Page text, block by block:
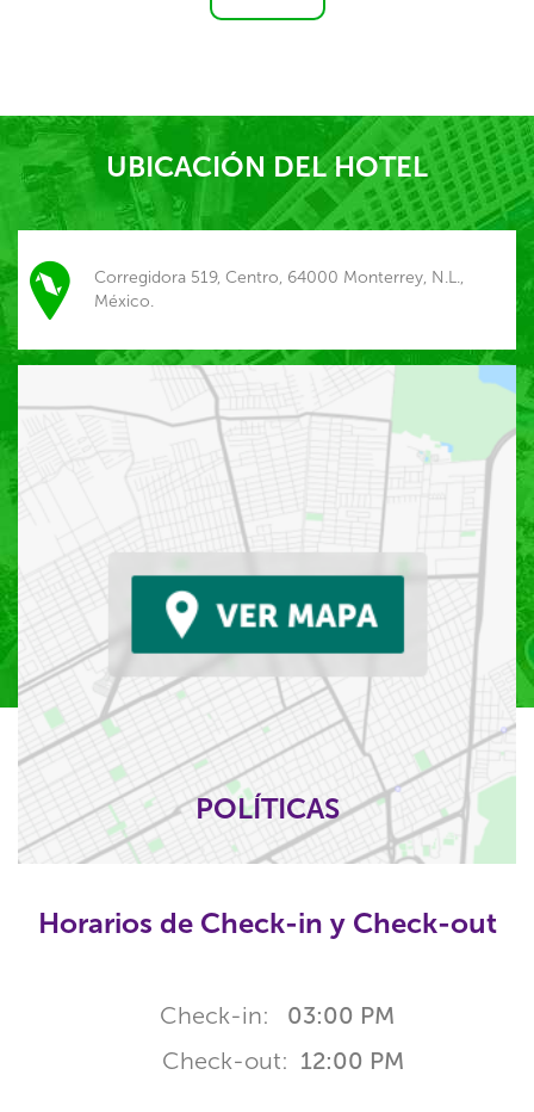
UBICACIÓN DEL HOTEL
Corregidora 519, Centro, 64000 Monterrey, N.L.,
México.
POLÍTICAS
Horarios de Check-in y Check-out
Check-in: 03:00 PM
Check-out: 12:00 PM